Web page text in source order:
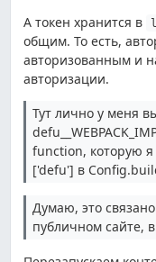
А токен хранится в
общим. То есть,
авторизованным и
авторизации.
Тут лично у меня
function, которую
['defu'] в
Думаю, это
публичном сайте,